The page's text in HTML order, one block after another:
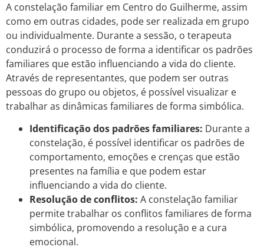
A constelação familiar em Centro do Guilherme, assim
como em outras cidades, pode ser realizada em grupo
ou individualmente. Durante a sessão, o terapeuta
conduzirá o processo de forma a identificar os padrões
familiares que estão influenciando a vida do cliente.
Através de representantes, que podem ser outras
pessoas do grupo ou objetos, é possível visualizar e
trabalhar as dinâmicas familiares de forma simbólica.
Identificação dos padrões familiares: Durante a
constelação, é possível identificar os padrões de
comportamento, emoções e crenças que estão
presentes na família e que podem estar
influenciando a vida do cliente.
Resolução de conflitos: A constelação familiar
permite trabalhar os conflitos familiares de forma
simbólica, promovendo a resolução e a cura
emocional.